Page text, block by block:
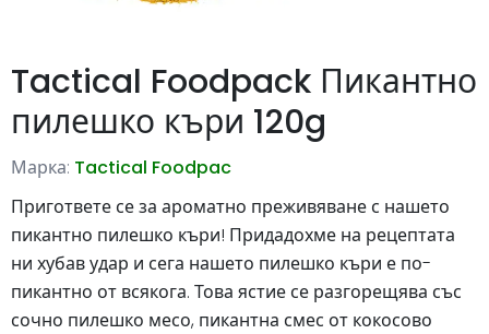
Tactical Foodpack Пикантно
пилешко къри 120g
Марка: Tactical Foodpac
Пригответе се за ароматно преживяване с нашето
пикантно пилешко къри! Придадохме на рецептата
ни хубав удар и сега нашето пилешко къри е по-
пикантно от всякога. Това ястие се разгорещява със
сочно пилешко месо, пикантна смес от кокосово